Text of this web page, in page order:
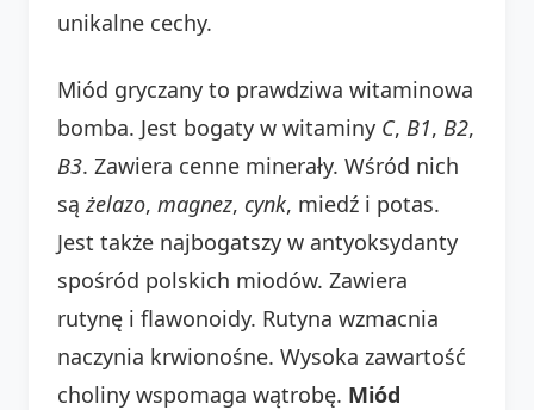
unikalne cechy.
Miód gryczany to prawdziwa witaminowa
bomba. Jest bogaty w witaminy C, B1, B2,
B3. Zawiera cenne minerały. Wśród nich
są żelazo, magnez, cynk, miedź i potas.
Jest także najbogatszy w antyoksydanty
spośród polskich miodów. Zawiera
rutynę i flawonoidy. Rutyna wzmacnia
naczynia krwionośne. Wysoka zawartość
choliny wspomaga wątrobę. Miód